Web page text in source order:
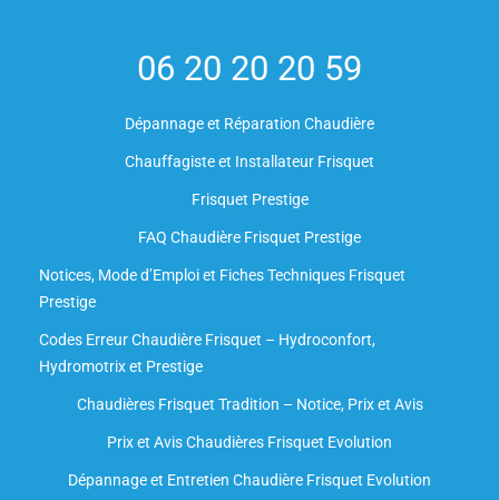
06 20 20 20 59
Dépannage et Réparation Chaudière
Chauffagiste et Installateur Frisquet
Frisquet Prestige
FAQ Chaudière Frisquet Prestige
Notices, Mode d’Emploi et Fiches Techniques Frisquet
Prestige
Codes Erreur Chaudière Frisquet – Hydroconfort,
Hydromotrix et Prestige
Chaudières Frisquet Tradition – Notice, Prix et Avis
Prix et Avis Chaudières Frisquet Evolution
Dépannage et Entretien Chaudière Frisquet Evolution​